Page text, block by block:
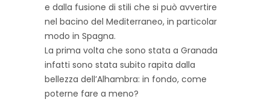
e dalla fusione di stili che si può avvertire
nel bacino del Mediterraneo, in particolar
modo in Spagna.
La prima volta che sono stata a Granada
infatti sono stata subito rapita dalla
bellezza dell’Alhambra: in fondo, come
poterne fare a meno?